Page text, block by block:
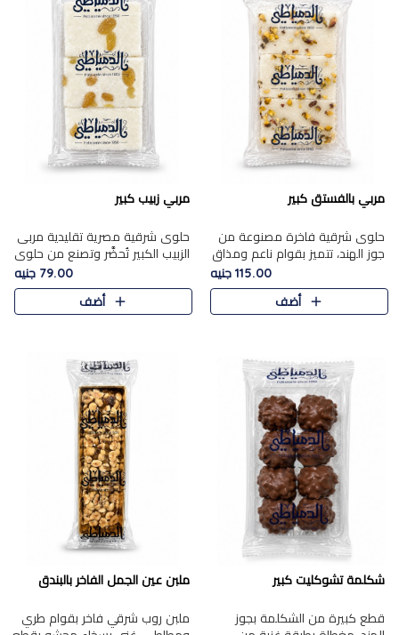
مربي بالفستق كبير
حلوى شرقية فاخرة مصنوعة من
جوز الهند، تتميز بقوام ناعم ومذاق
غني، وتزين بقطع من الفستق
الفاخر التي تضيف عليها قرمشة
115.00 جنيه
أضف
مربي زبيب كبير
حلوى شرقية مصرية تقليدية مربى
الزبيب الكبير تُحضَّر وتصنع من حلوي
جوز الهند باسد بقوام طري ومذاق
غني، وتُزين وتغطا بحبات الزبيب
الذهبي التي ..
79.00 جنيه
أضف
شكلمة تشوكليت كبير
قطع كبيرة من الشكلمة بجوز
ملبن عين الجمل الفاخر بالبندق
ملبن روب شرقي فاخر بقوام طري